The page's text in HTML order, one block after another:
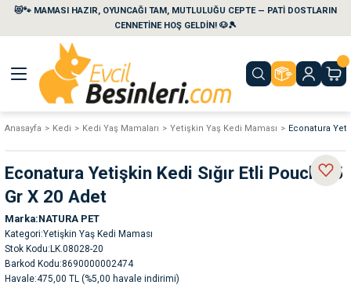
😻🐾 MAMASI HAZIR, OYUNCAĞI TAM, MUTLULUĞU CEPTE — PATİ DOSTLARIN
CENNETİNE HOŞ GELDİN! 🐶🎾
Geri Dön
Geri Dön
Geri Dön
Geri Dön
Geri Dön
Geri Dön
Anasayfa Kedi Kedi Yaş Mamaları Yetişkin Yaş Kedi Maması Econatura
Econatura Yetişkin Kedi Sığır Etli Pouch 85
Gr X 20 Adet
Marka NATURA PET
Kategori Yetişkin Yaş Kedi Maması
Stok Kodu LK.08028-20
Barkod Kodu 8690000002474
Havale 475,00 TL (%5,00 havale indirimi)